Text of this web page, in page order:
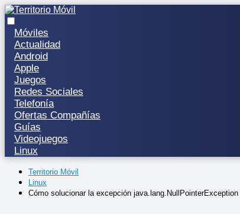
Móviles
Actualidad
Android
Apple
Juegos
Redes Sociales
Telefonía
Ofertas Compañías
Guías
Videojuegos
Linux
Territorio Móvil
Linux
Cómo solucionar la excepción java.lang.NullPointerException